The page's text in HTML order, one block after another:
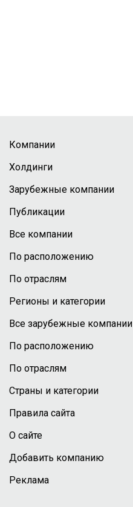
Компании
Холдинги
Зарубежные компании
Публикации
Все компании
По расположению
По отраслям
Регионы и категории
Все зарубежные компании
По расположению
По отраслям
Страны и категории
Правила сайта
О сайте
Добавить компанию
Реклама